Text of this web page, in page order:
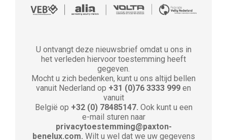
U ontvangt deze nieuwsbrief omdat u ons in
het verleden hiervoor toestemming heeft
gegeven.
Mocht u zich bedenken, kunt u ons altijd bellen
vanuit Nederland op +31 (0)76 3333 999 en
vanuit
België op +32 (0) 78485147. Ook kunt u een
e-mail sturen naar
privacytoestemming@paxton-
benelux.com. Wilt u wel dat we uw gegevens